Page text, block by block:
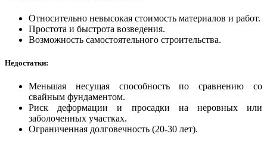
Относительно невысокая стоимость материалов и работ.
Простота и быстрота возведения.
Возможность самостоятельного строительства.
Недостатки:
Меньшая несущая способность по сравнению со
свайным фундаментом.
Риск деформации и просадки на неровных или
заболоченных участках.
Ограниченная долговечность (20-30 лет).